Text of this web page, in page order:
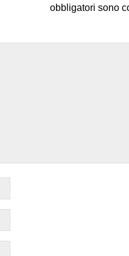
obbligatori sono